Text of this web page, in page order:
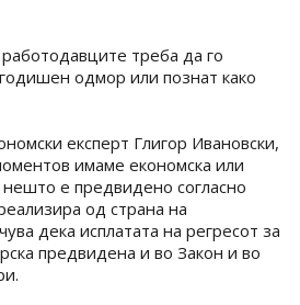
треба да го
одмор или познат како
експерт Глигор Ивановски,
имаме економска или
нешто е предвидено согласно
од страна на
дека исплатата на регресот за
предвидена и во Закон и во